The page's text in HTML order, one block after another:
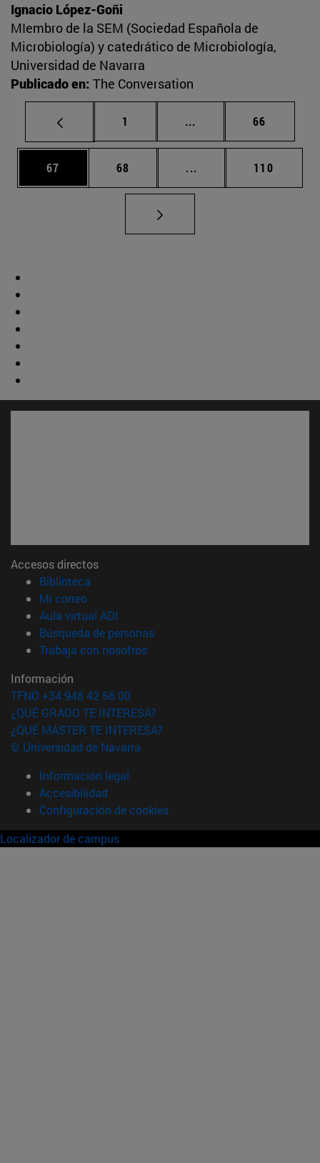
Ignacio López-Goñi
MIembro de la SEM (Sociedad Española de
Microbiología) y catedrático de Microbiología,
Universidad de Navarra
Publicado en: The Conversation
Página
1 ... Páginas intermedias
Página
66
Página
67 Página
68 ... Páginas intermedias
Página
110
Accesos directos
Biblioteca
Mi correo(abre en nueva ventana)
Aula virtual ADI
Búsqueda de personas(abre en nueva ventana)
Trabaja con nosotros(abre en nueva ventana)
Información
TFNO +34 948 42 56 00
¿QUÉ GRADO TE INTERESA?
¿QUÉ MÁSTER TE INTERESA?
© Universidad de Navarra
Información legal
Accesibilidad
Configuración de cookies
Localizador de campus